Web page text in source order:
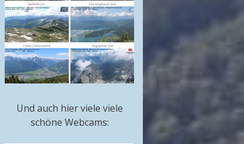
Und auch hier viele viele
schöne Webcams: